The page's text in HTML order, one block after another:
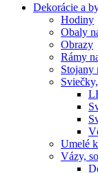
Dekorácie a
Hodiny
Obaly
Obrazy
Rámy
Stojany
Umelé
Vázy,